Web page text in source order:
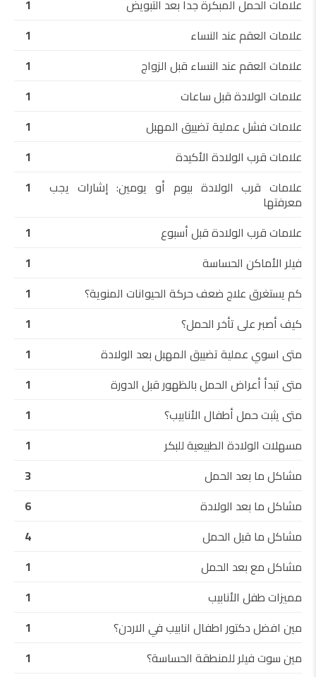
علامات الحمل المبكرة جدا بعد التبويض
1
علامات العقم عند النساء
1
علامات العقم عند النساء قبل الزواج
1
علامات الولادة قبل ساعات
1
علامات فشل عملية تضييق المهبل
1
علامات قرب الولادة الأكيدة
1
علامات قرب الولادة بيوم أو يومين: إشارات يجب
معرفتها
1
علامات قرب الولادة قبل أسبوع
1
فيلر الأماكن الحساسة
1
كم يستغرق علاج ضعف حركة الحيوانات المنوية؟
1
كيف أصبر على تأخر الحمل؟
1
متى اسوي عملية تضييق المهبل بعد الولادة
1
متى تبدأ أعراض الحمل بالظهور قبل الدورة
1
متى يثبت حمل أطفال الأنابيب؟
1
مسهلات الولادة الطبيعية للبكر
1
مشاكل ما بعد الحمل
3
مشاكل ما بعد الولادة
6
مشاكل ما قبل الحمل
4
مشاكل مع بعد الحمل
1
مميزات طفل الأنابيب
1
مين افضل دكتور اطفال انابيب في الاردن؟
1
مين سوت فيلر للمنطقة الحساسة؟
1